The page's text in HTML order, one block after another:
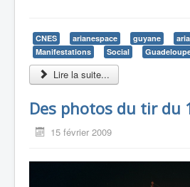
CNES arianespace guyane
Manifestations
Social
Lire la suite...
Des photos du tir du
15 février 2009